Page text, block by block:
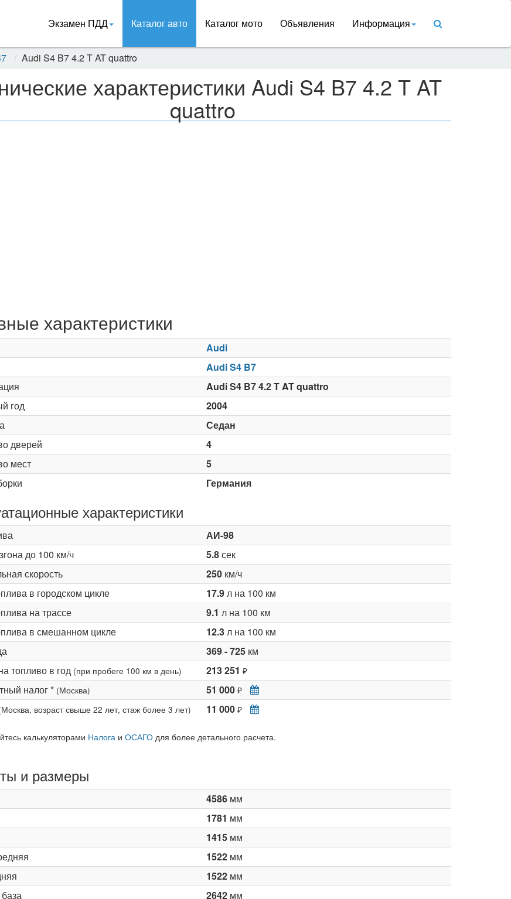
Экзамен ПДД Каталог авто Каталог мото Объявления Информация
Audi S4 B7 4.2 T AT quattro
характеристики Audi S4 B7 4.2 T AT
quattro
характеристики
Audi
Audi S4 B7
Audi S4 B7 4.2 T AT quattro
год
2004
Седан
дверей
4
мест
5
Германия
характеристики
АИ-98
до 100 км/ч
5.8сек
скорость
250км/ч
в городском цикле
17.9л на 100 км
на трассе
9.1 л на 100 км
в смешанном цикле
12.3л на 100 км
369 - 725км
топливо в год (при пробеге 100 км в день) 213 251 ₽
налог * (Москва) 51 000 ₽
возраст свыше 22 лет, стаж более 3 лет) 11 000 ₽
калькуляторами Налогаи ОСАГОдля более детального расчета.
и размеры
4586мм
1781 мм
1415мм
1522мм
1522мм
2642мм